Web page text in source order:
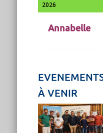
2026
Annabelle
À VENIR